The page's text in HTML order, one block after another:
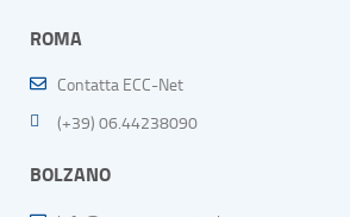
ROMA
Contatta ECC-Net
(+39) 06.44238090
BOLZANO